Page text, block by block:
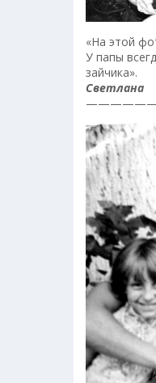
«На этой
У папы
зайчика».
Светлана